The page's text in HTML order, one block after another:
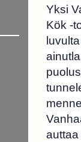
Yksi
Kök -